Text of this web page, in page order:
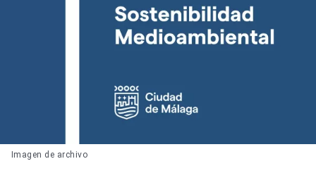
Imagen de archivo